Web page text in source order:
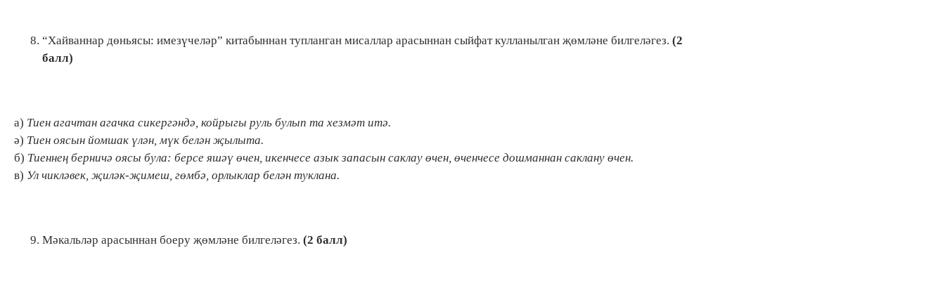
“Хайваннар дөньясы: имезүчеләр” китабыннан тупланган мисаллар арасыннан сыйфат кулланылган җөмләне билгеләгез. (2
балл)
а) Тиен агачтан агачка сикергәндә, койрыгы руль булып та хезмәт итә.
ә) Тиен оясын йомшак үлән, мүк белән җылыта.
б) Тиеннең берничә оясы була: берсе яшәү өчен, икенчесе азык запасын саклау өчен, өченчесе дошманнан саклану өчен.
в) Ул чикләвек, җиләк-җимеш, гөмбә, орлыклар белән туклана.
Мәкальләр арасыннан боеру җөмләне билгеләгез. (2 балл)